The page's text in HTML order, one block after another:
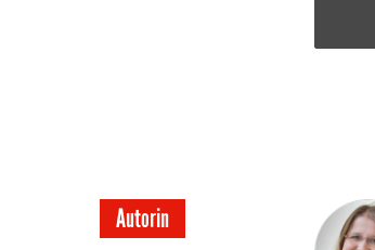
Überschrift
Autorin